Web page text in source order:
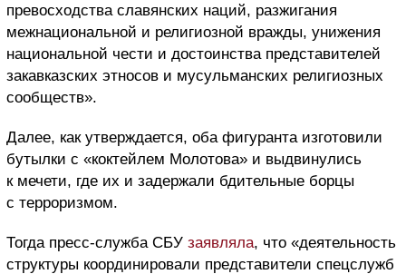
превосходства славянских наций, разжигания
межнациональной и религиозной вражды, унижения
национальной чести и достоинства представителей
закавказских этносов и мусульманских религиозных
сообществ».
Далее, как утверждается, оба фигуранта изготовили
бутылки с «коктейлем Молотова» и выдвинулись
к мечети, где их и задержали бдительные борцы
с терроризмом.
Тогда пресс-служба СБУ заявляла, что «деятельность
структуры координировали представители спецслужб